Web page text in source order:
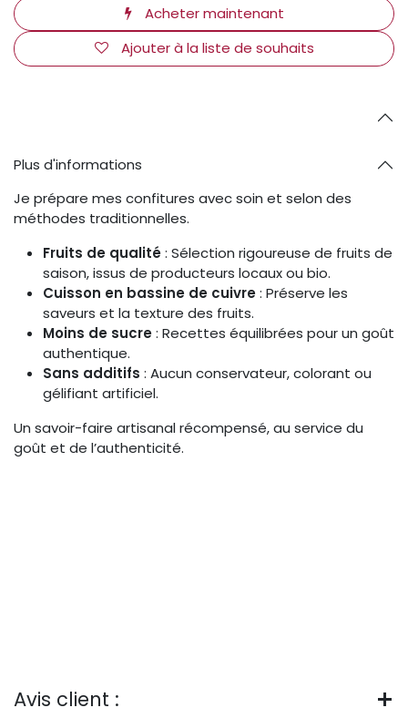
Acheter maintenant
Ajouter à la liste de souhaits
Plus d'informations
Je prépare mes confitures avec soin et selon des
méthodes traditionnelles.
Fruits de qualité: Sélection rigoureuse de fruits de
saison, issus de producteurs locaux ou bio.
Cuisson en bassine de cuivre: Préserve les
saveurs et la texture des fruits.
Moins de sucre: Recettes équilibrées pour un goût
authentique.
Sans additifs : Aucun conservateur, colorant ou
gélifiant artificiel.
Un savoir-faire artisanal récompensé, au service du
goût et de l’authenticité.
Avis client :